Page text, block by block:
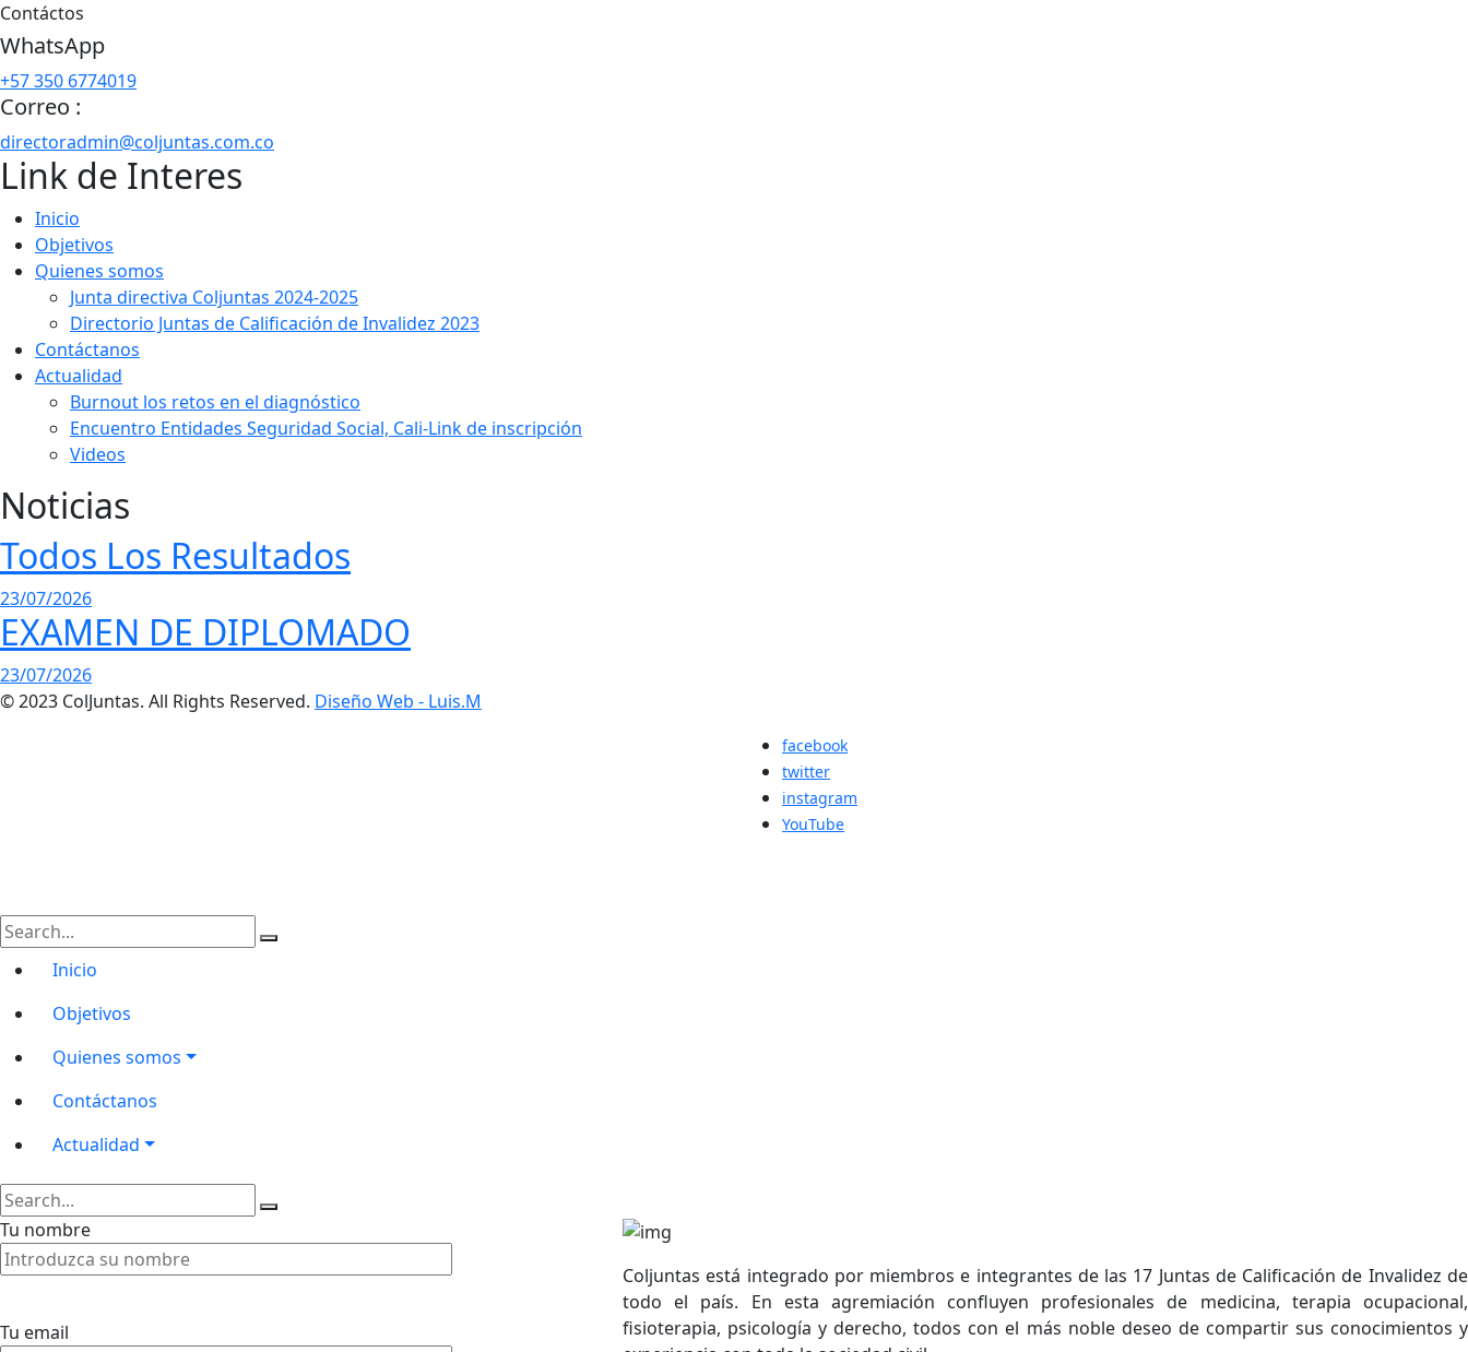
Contáctos
WhatsApp
+57 350 6774019
Correo :
directoradmin@coljuntas.com.co
Link de Interes
Inicio
Objetivos
Quienes somos
Junta directiva Coljuntas 2024-2025
Directorio Juntas de Calificación de Invalidez 2023
Contáctanos
Actualidad
Burnout los retos en el diagnóstico
Encuentro Entidades Seguridad Social, Cali-Link de inscripción
Videos
Noticias
Todos Los Resultados
23/07/2026
EXAMEN DE DIPLOMADO
23/07/2026
© 2023 ColJuntas. All Rights Reserved. Diseño Web - Luis.M
facebook
twitter
instagram
YouTube
Inicio
Objetivos
Quienes somos
Contáctanos
Actualidad
Tu nombre
Tu email
Coljuntas está integrado por miembros e integrantes de las 17 Juntas de Calificación de Invalidez de
todo el país. En esta agremiación confluyen profesionales de medicina, terapia ocupacional,
fisioterapia, psicología y derecho, todos con el más noble deseo de compartir sus conocimientos y